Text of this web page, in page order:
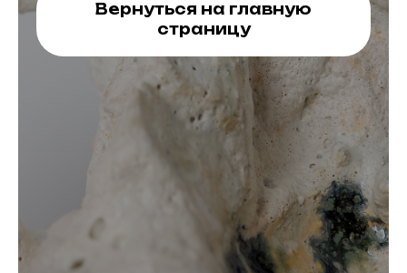
Вернуться на главную
страницу